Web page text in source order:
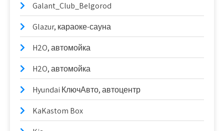
Galant_Club_Belgorod
Glazur, караоке-сауна
H2O, автомойка
H2O, автомойка
Hyundai КлючАвто, автоцентр
KaKastom Box